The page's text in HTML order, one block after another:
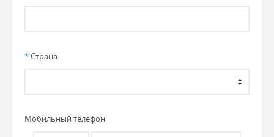
*Страна
Мобильный телефон